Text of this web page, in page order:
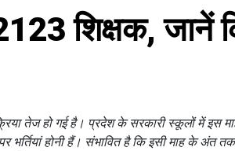
शिक्षक, जानें
तेज हो गई है। प्रदेश के सरकारी स्कूलों में इस
होनी हैं। संभावित है कि इसी माह के अंत तक